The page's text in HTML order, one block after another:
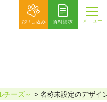
お申し込み 資料請求 メニュー
チーズ～ 名称未設定のデザイ